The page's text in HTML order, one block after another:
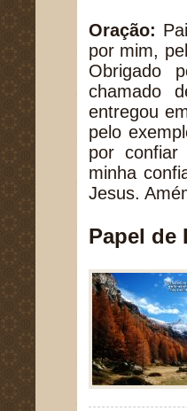
Oração:
por mim,
Obrigado
chamado
entregou
pelo
por confiar
minha
Jesus.
Papel de